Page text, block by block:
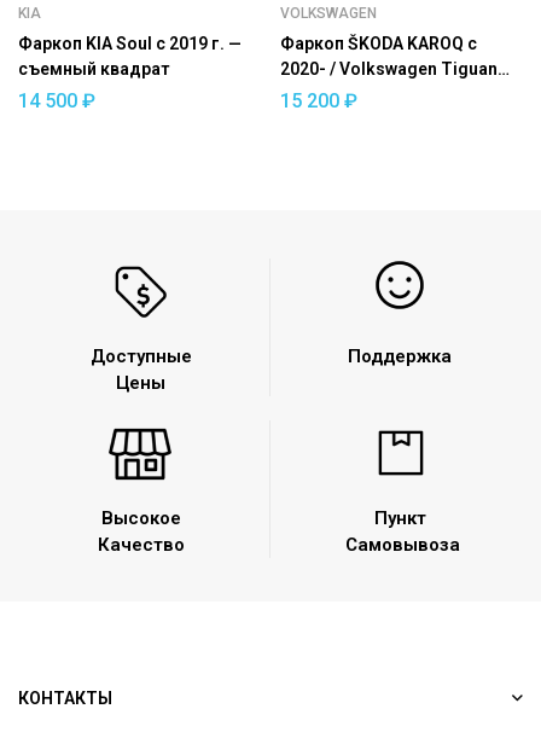
KIA
Фаркоп KIA Soul с 2019 г. —
съемный квадрат
14 500 ₽
VOLKSWAGEN
Фаркоп ŠKODA KAROQ с
2020- / Volkswagen Tiguan
2017- / ŠKODA Kodiaq 2017-
15 200 ₽
Высокое
Качество
Доступные
Цены
Пункт
Самовывоза
Поддержка
КОНТАКТЫ